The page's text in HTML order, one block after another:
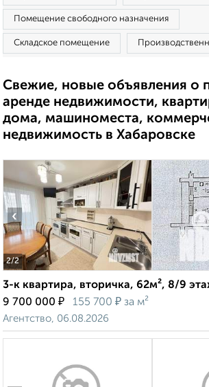
Помещение свободного назначения
Складское помещение
Свежие, новые объявления о
аренде недвижимости,
дома, машиноместа,
недвижимость в Хабаровске
2/2
‹
3-к квартира, вторичка, 62м², 8/9
9 700 000 ₽ 155 700 ₽ за м²
Агентство, 06.08.2026